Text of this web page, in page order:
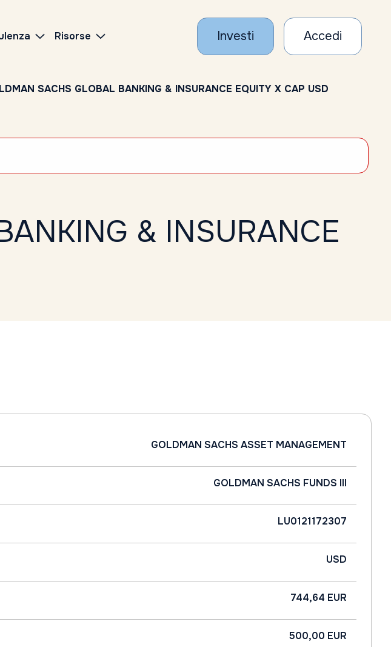
Risorse Investi Accedi
SACHS GLOBAL BANKING & INSURANCE EQUITY X CAP USD
& INSURANCE
GOLDMAN SACHS ASSET MANAGEMENT
GOLDMAN SACHS FUNDS III
LU0121172307
USD
744,64 EUR
500,00 EUR